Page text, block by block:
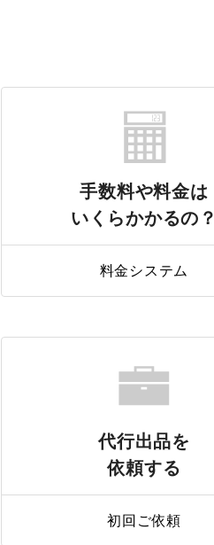
手数料や料金は
いくらかかるの？
料金システム
代行出品を
依頼する
初回ご依頼